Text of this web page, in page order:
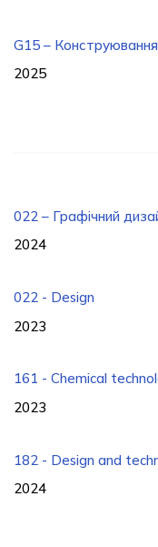
G15 – Конструювання
2025
022 – Графічний
2024
022 - Design
2023
161 - Chemical
2023
182 - Design and
2024